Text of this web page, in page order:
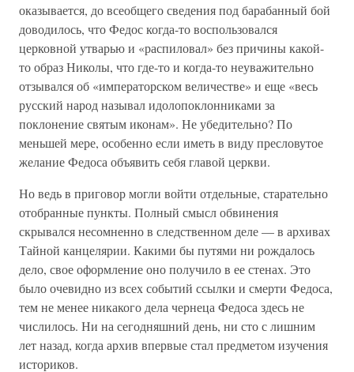
оказывается, до всеобщего сведения под барабанный бой
доводилось, что Федос когда-то воспользовался
церковной утварью и «распиловал» без причины какой-
то образ Николы, что где-то и когда-то неуважительно
отзывался об «императорском величестве» и еще «весь
русский народ называл идолопоклонниками за
поклонение святым иконам». Не убедительно? По
меньшей мере, особенно если иметь в виду пресловутое
желание Федоса объявить себя главой церкви.
Но ведь в приговор могли войти отдельные, старательно
отобранные пункты. Полный смысл обвинения
скрывался несомненно в следственном деле — в архивах
Тайной канцелярии. Какими бы путями ни рождалось
дело, свое оформление оно получило в ее стенах. Это
было очевидно из всех событий ссылки и смерти Федоса,
тем не менее никакого дела чернеца Федоса здесь не
числилось. Ни на сегодняшний день, ни сто с лишним
лет назад, когда архив впервые стал предметом изучения
историков.